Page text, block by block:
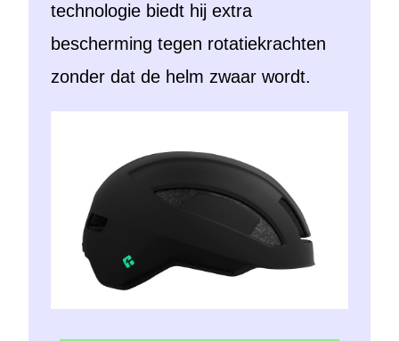
technologie biedt hij extra
bescherming tegen rotatiekrachten
zonder dat de helm zwaar wordt.